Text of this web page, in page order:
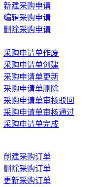
新建采购申请
编辑采购申请
删除采购申请
采购申请单作废
采购申请单创建
采购申请单更新
采购申请单删除
采购申请单审核驳回
采购申请单审核通过
采购申请单完成
创建采购订单
删除采购订单
更新采购订单